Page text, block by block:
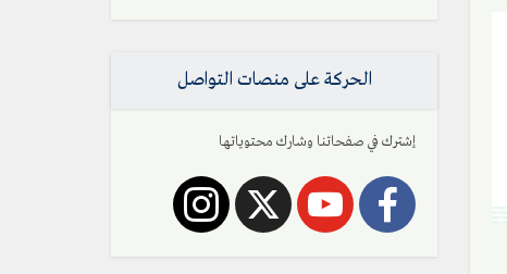
الحركة على منصات التواصل
إشترك في صفحاتنا وشارك محتوياتها